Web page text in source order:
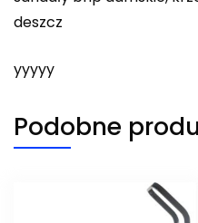
deszcz
yyyyy
Podobne